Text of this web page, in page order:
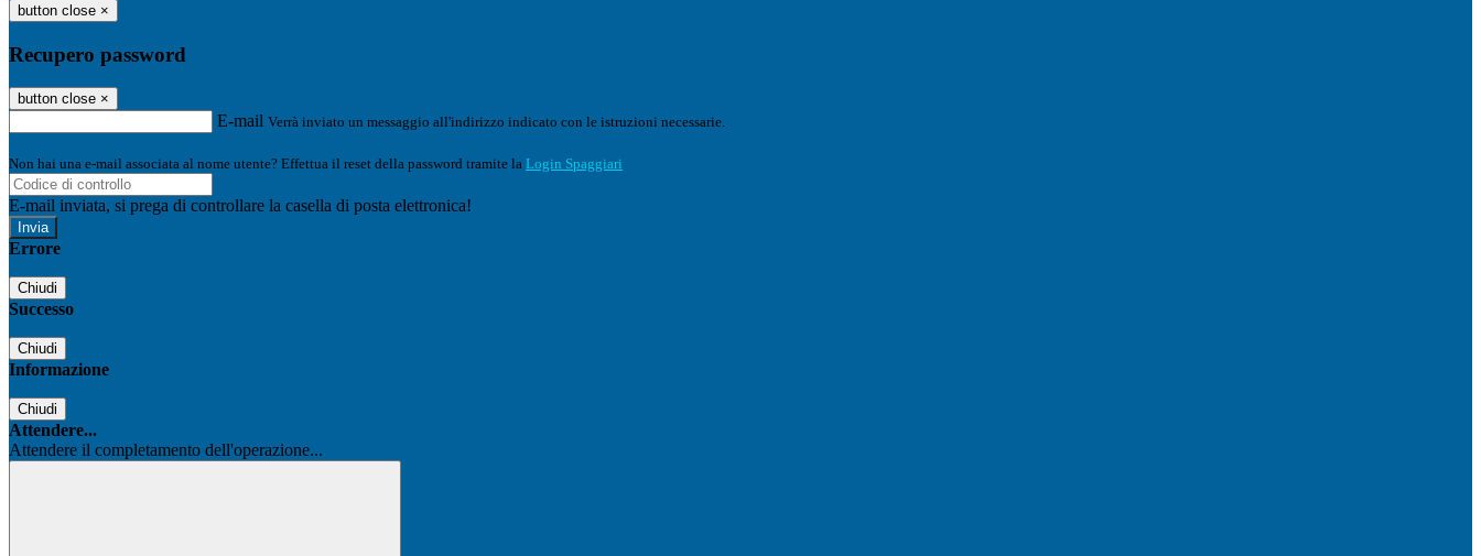
button close ×
Recupero password
button close ×
E-mail Verrà inviato un messaggio all'indirizzo indicato con le istruzioni necessarie.
Non hai una e-mail associata al nome utente? Effettua il reset della password tramite la Login Spaggiari
E-mail inviata, si prega di controllare la casella di posta elettronica!
Errore
Chiudi
Successo
Chiudi
Informazione
Chiudi
Attendere...
Attendere il completamento dell'operazione...